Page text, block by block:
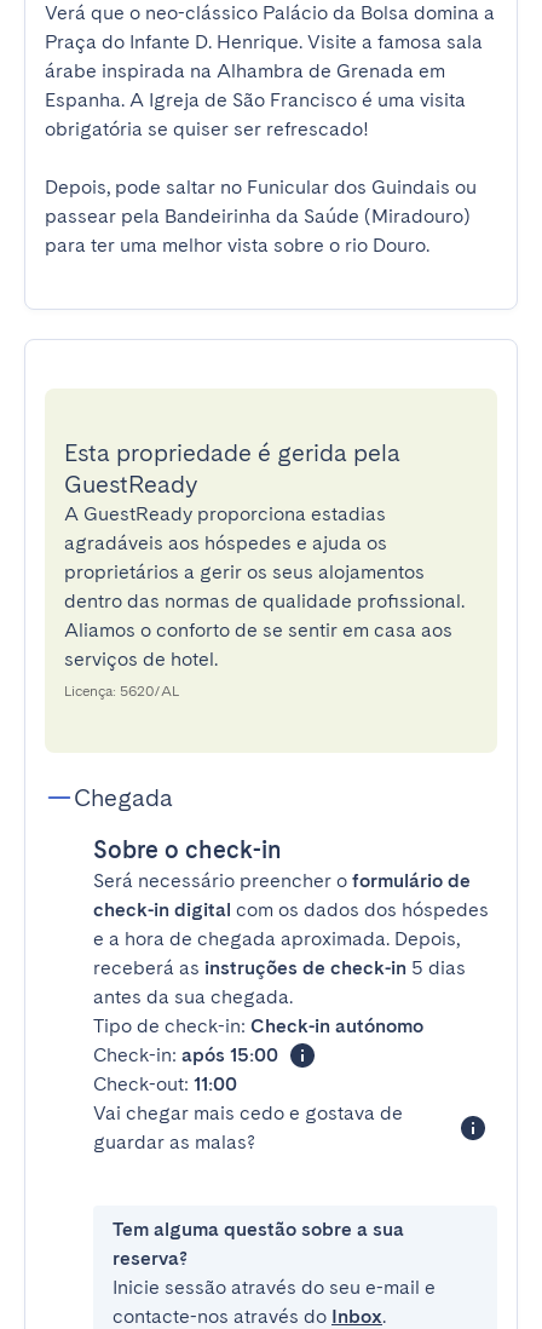
Verá que o neo-clássico Palácio da Bolsa domina a
Praça do Infante D. Henrique. Visite a famosa sala
árabe inspirada na Alhambra de Grenada em
Espanha. A Igreja de São Francisco é uma visita
obrigatória se quiser ser refrescado!
Depois, pode saltar no Funicular dos Guindais ou
passear pela Bandeirinha da Saúde (Miradouro)
para ter uma melhor vista sobre o rio Douro.
Esta propriedade é gerida pela
GuestReady
A GuestReady proporciona estadias
agradáveis aos hóspedes e ajuda os
proprietários a gerir os seus alojamentos
dentro das normas de qualidade profissional.
Aliamos o conforto de se sentir em casa aos
serviços de hotel.
Licença: 5620/AL
Chegada
Sobre o check-in
Será necessário preencher o formulário de
check-in digital com os dados dos hóspedes
e a hora de chegada aproximada. Depois,
receberá as instruções de check-in 5 dias
antes da sua chegada.
Tipo de check-in: Check-in autónomo
Check-in: após 15:00
Check-out: 11:00
Vai chegar mais cedo e gostava de
guardar as malas?
Tem alguma questão sobre a sua
reserva?
Inicie sessão através do seu e-mail e
contacte-nos através do Inbox.